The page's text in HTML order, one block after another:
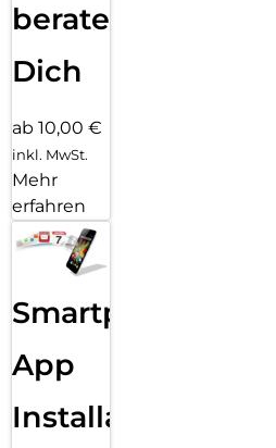
beraten
Dich
ab 10,00 €
inkl. MwSt.
Mehr
erfahren
Smartphone
App
Installation